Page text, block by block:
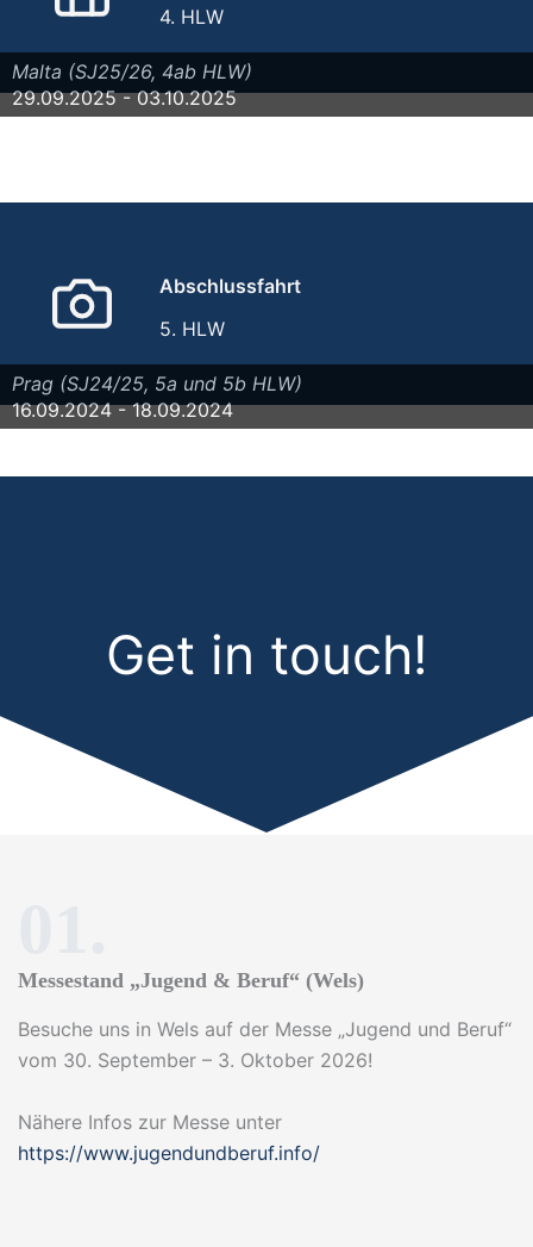
4. HLW
Malta (SJ25/26, 4ab HLW)
29.09.2025 - 03.10.2025
Abschlussfahrt
5. HLW
Prag (SJ24/25, 5a und 5b HLW)
16.09.2024 - 18.09.2024
Get in touch!
Messestand „Jugend & Beruf“ (Wels)
Besuche uns in Wels auf der Messe „Jugend und Beruf“
vom 30. September – 3. Oktober 2026!
Nähere Infos zur Messe unter
https://www.jugendundberuf.info/